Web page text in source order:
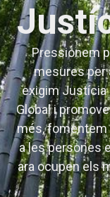
Pressionem
mesures per
exigim Justícia
Global i
més, fomentem
a les persones
ara ocupen els